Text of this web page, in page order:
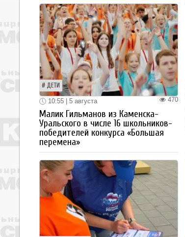
ДЕТИ
470
10:55 | 5 августа
Малик Гильманов из Каменска-
Уральского в числе 16 школьников-
победителей конкурса «Большая
перемена»